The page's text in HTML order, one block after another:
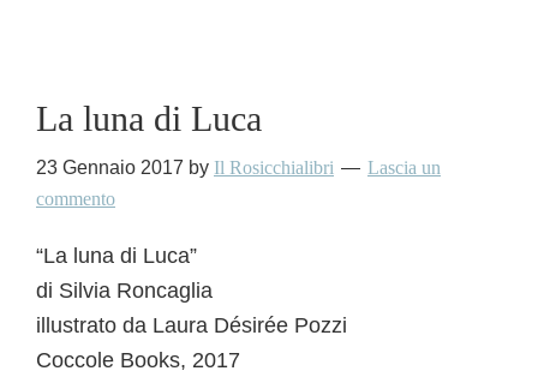
La luna di Luca
23 Gennaio 2017 by Il Rosicchialibri
Lascia un
commento
“La luna di Luca”
di Silvia Roncaglia
illustrato da Laura Désirée Pozzi
Coccole Books, 2017